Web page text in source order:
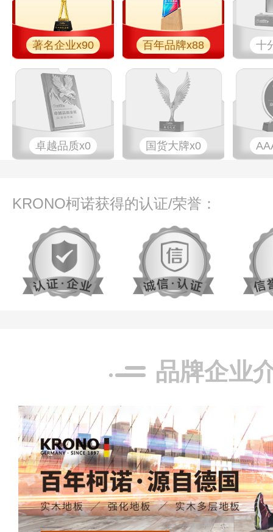
著名企业x90 百年品牌x88 十
卓越品质x0 国货大牌x0
KRONO柯诺获得的认证/荣誉：
品牌企业